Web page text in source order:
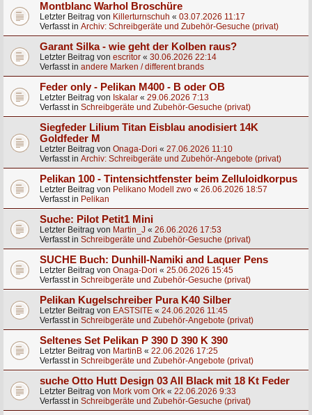
Montblanc Warhol Broschüre
Letzter Beitrag von Killerturnschuh « 03.07.2026 11:17
Verfasst in Archiv: Schreibgeräte und Zubehör-Gesuche (privat)
Garant Silka - wie geht der Kolben raus?
Letzter Beitrag von escritor « 30.06.2026 22:14
Verfasst in andere Marken / different brands
Feder only - Pelikan M400 - B oder OB
Letzter Beitrag von Iskalar « 29.06.2026 7:13
Verfasst in Schreibgeräte und Zubehör-Gesuche (privat)
Siegfeder Lilium Titan Eisblau anodisiert 14K
Goldfeder M
Letzter Beitrag von Onaga-Dori « 27.06.2026 11:10
Verfasst in Archiv: Schreibgeräte und Zubehör-Angebote (privat)
Pelikan 100 - Tintensichtfenster beim Zelluloidkorpus
Letzter Beitrag von Pelikano Modell zwo « 26.06.2026 18:57
Verfasst in Pelikan
Suche: Pilot Petit1 Mini
Letzter Beitrag von Martin_J « 26.06.2026 17:53
Verfasst in Schreibgeräte und Zubehör-Gesuche (privat)
SUCHE Buch: Dunhill-Namiki and Laquer Pens
Letzter Beitrag von Onaga-Dori « 25.06.2026 15:45
Verfasst in Schreibgeräte und Zubehör-Gesuche (privat)
Pelikan Kugelschreiber Pura K40 Silber
Letzter Beitrag von EASTSITE « 24.06.2026 11:45
Verfasst in Schreibgeräte und Zubehör-Angebote (privat)
Seltenes Set Pelikan P 390 D 390 K 390
Letzter Beitrag von MartinB « 22.06.2026 17:25
Verfasst in Schreibgeräte und Zubehör-Angebote (privat)
suche Otto Hutt Design 03 All Black mit 18 Kt Feder
Letzter Beitrag von Mork vom Ork « 22.06.2026 9:33
Verfasst in Schreibgeräte und Zubehör-Gesuche (privat)